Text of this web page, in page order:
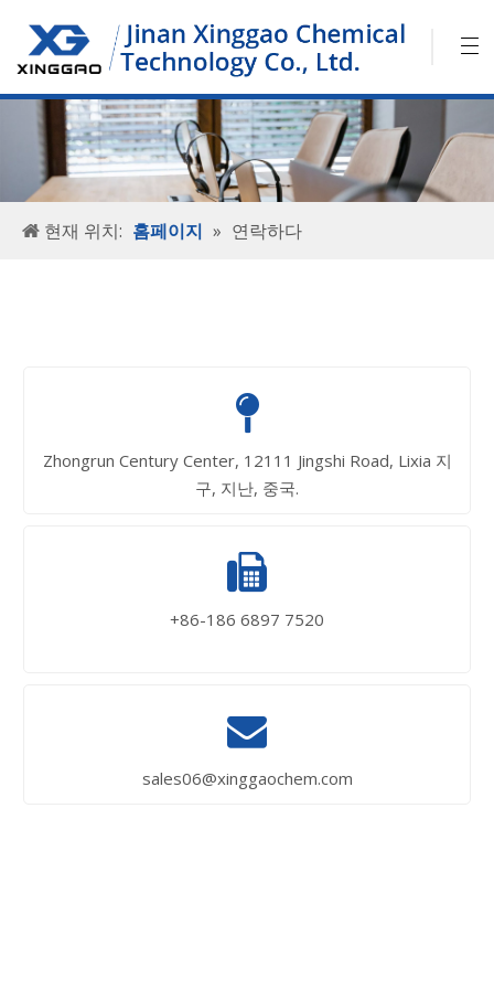
현재 위치: 홈페이지 » 연락하다

Zhongrun Century Center, 12111 Jingshi Road, Lixia 지
구, 지난, 중국.

+86-186 6897 7520

sales06@xinggaochem.com